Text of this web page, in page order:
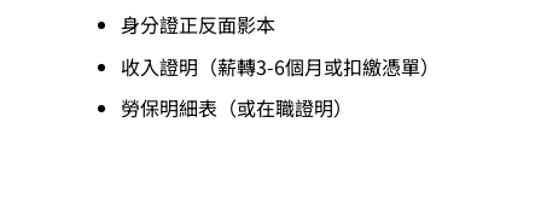
身分證正反面影本
收入證明（薪轉3-6個月或扣繳憑單）
勞保明細表（或在職證明）